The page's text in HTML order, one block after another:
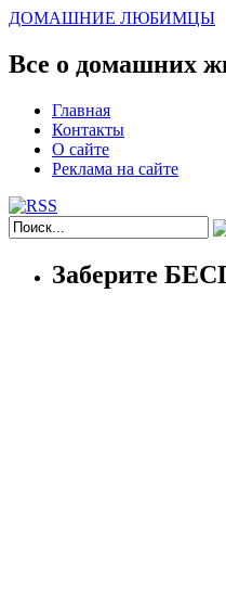
ДОМАШНИЕ ЛЮБИМЦЫ
Все о домашних
Главная
Контакты
О сайте
Реклама на сайте
Заберите